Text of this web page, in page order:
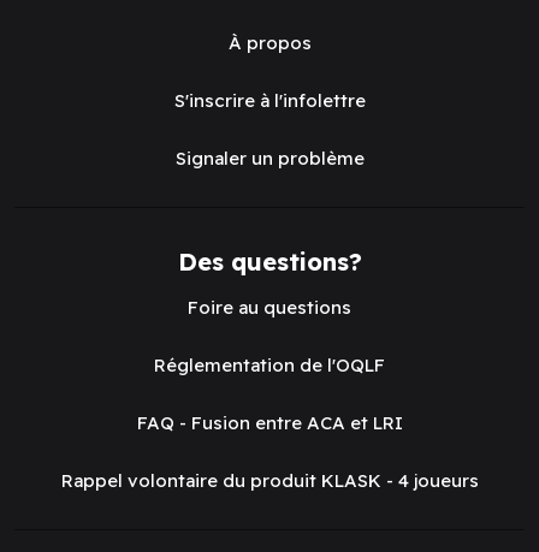
À propos
S'inscrire à l'infolettre
Signaler un problème
Des questions?
Foire au questions
Réglementation de l'OQLF
FAQ - Fusion entre ACA et LRI
Rappel volontaire du produit KLASK - 4 joueurs